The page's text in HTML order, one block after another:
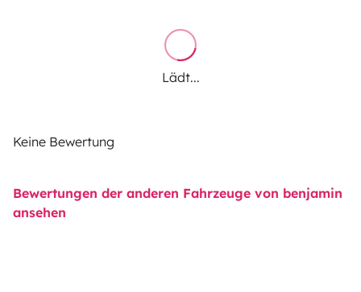
Lädt...
Keine Bewertung
Bewertungen der anderen Fahrzeuge von benjamin
ansehen